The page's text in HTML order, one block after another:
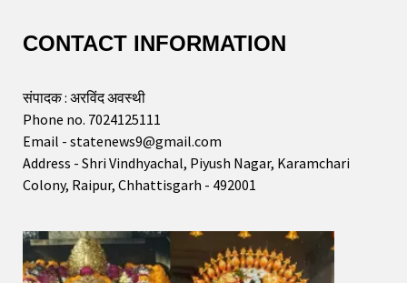
CONTACT INFORMATION
संपादक : अरविंद अवस्थी
Phone no. 7024125111
Email - statenews9@gmail.com
Address - Shri Vindhyachal, Piyush Nagar, Karamchari
Colony, Raipur, Chhattisgarh - 492001